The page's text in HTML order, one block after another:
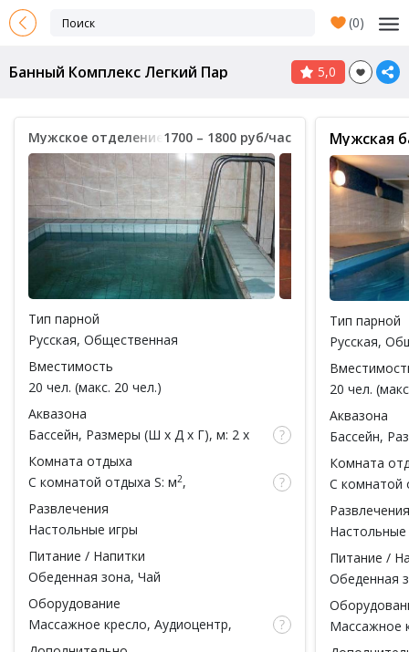
(0)
Банный Комплекс Легкий Пар 5,0
Мужское отделение /кабинеты
1700 – 1800 руб/час
Тип парной
Русская, Общественная
Вместимость
20 чел. (макс. 20 чел.)
Аквазона
Бассейн, Размеры (Ш x Д x Г), м: 2 x
Комната отдыха
С комнатой отдыха S: м2,
Развлечения
Настольные игры
Питание / Напитки
Обеденная зона, Чай
Оборудование
Массажное кресло, Аудиоцентр,
Мужская
Тип парной
Русская,
20 чел.
Аквазона
Бассейн,
Комната
С комнатой
Развлечения
Настольные
Питание /
Обеденная
Массажное